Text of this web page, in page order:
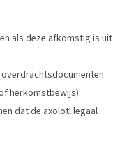
als deze afkomstig is uit
herkomstbewijs).
dat de axolotl legaal